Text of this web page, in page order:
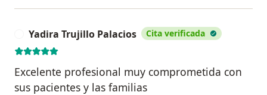
Yadira Trujillo Palacios Cita verificada
Excelente profesional muy comprometida con
sus pacientes y las familias